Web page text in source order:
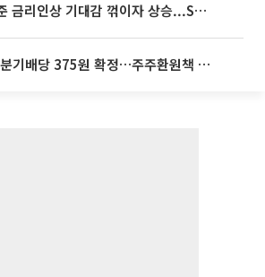
뉴욕증시, 연준 금리인상 기대감 꺾이자 상승...S&P500 사상 최고치 [종합]
SK하이닉스, 분기배당 375원 확정…주주환원책 9월로 앞당겨 발표